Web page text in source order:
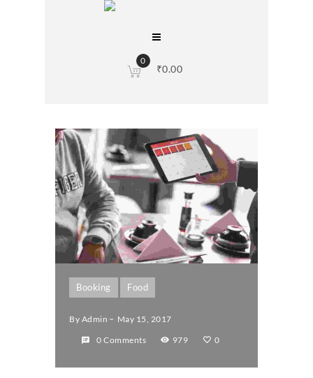
0
₹0.00
Booking Food
By Admin
May 15, 2017
0 Comments
979 0